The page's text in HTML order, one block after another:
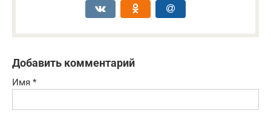
Добавить комментарий
Имя *